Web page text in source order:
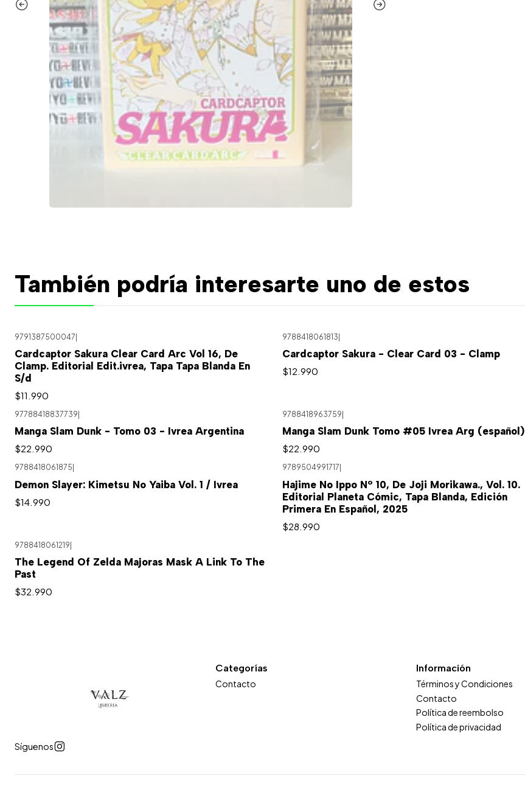
También podría interesarte uno de estos
9791387500047|
Cardcaptor Sakura Clear Card Arc Vol 16, De
Clamp. Editorial Edit.ivrea, Tapa Tapa Blanda En
S/d
$11.990
9788418061813|
Cardcaptor Sakura - Clear Card 03 - Clamp
$12.990
97788418837739
Manga Slam Dunk - Tomo 03 - Ivrea Argentina
$22.990
9788418963759
Manga Slam Dunk Tomo #05 Ivrea Arg (español)
$22.990
9788418061875
Demon Slayer: Kimetsu No Yaiba Vol. 1 / Ivrea
$14.990
9789504991717
Hajime No Ippo Nº 10, De Joji Morikawa., Vol. 10.
Editorial Planeta Cómic, Tapa Blanda, Edición
Primera En Español, 2025
$28.990
9788418061219
The Legend Of Zelda Majoras Mask A Link To The
Past
$32.990
Síguenos
Categorías
Contacto
Información
Términos y Condiciones
Contacto
Política de reembolso
Política de privacidad